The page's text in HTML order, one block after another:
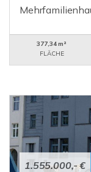
377,34 m²
FLÄCHE
1.555.000,- €